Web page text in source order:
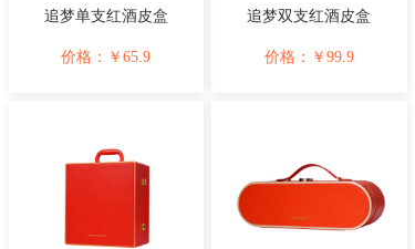
追梦单支红酒皮盒
价格： ￥65.9
追梦双支红酒皮盒
价格： ￥ 99.9